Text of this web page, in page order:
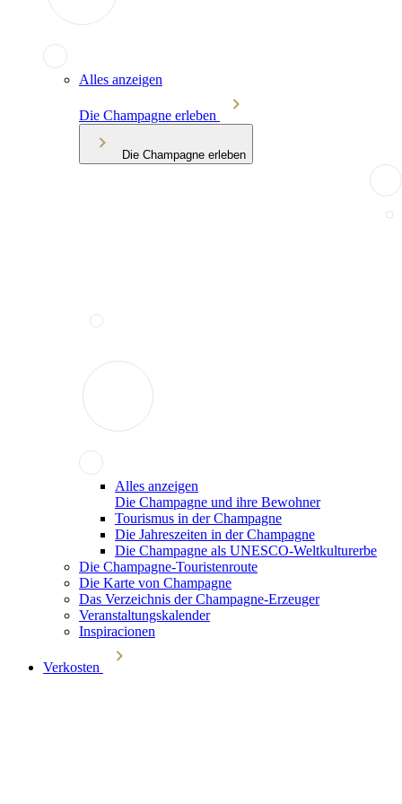
Alles anzeigen
Die Champagne erleben
Die Champagne erleben
Alles anzeigen
Die Champagne und ihre Bewohner
Tourismus in der Champagne
Die Jahreszeiten in der Champagne
Die Champagne als UNESCO-Weltkulturerbe
Die Champagne-Touristenroute
Die Karte von Champagne
Das Verzeichnis der Champagne-Erzeuger
Veranstaltungskalender
Inspiracionen
Verkosten